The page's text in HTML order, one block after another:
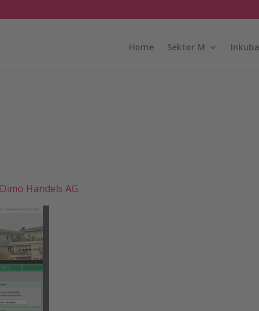
Home Sektor M
Dimo Handels AG.